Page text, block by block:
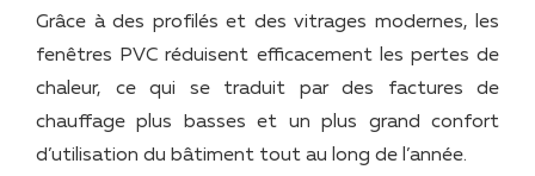
Grâce à des profilés et des vitrages modernes, les
fenêtres PVC réduisent efficacement les pertes de
chaleur, ce qui se traduit par des factures de
chauffage plus basses et un plus grand confort
d’utilisation du bâtiment tout au long de l’année.